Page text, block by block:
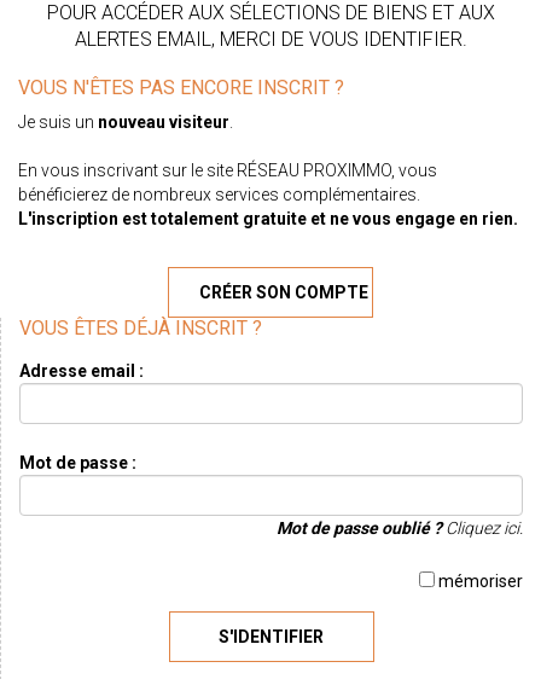
POUR ACCÉDER AUX SÉLECTIONS DE BIENS ET AUX
ALERTES EMAIL, MERCI DE VOUS IDENTIFIER.
VOUS N'ÊTES PAS ENCORE INSCRIT ?
Je suis un nouveau visiteur.
En vous inscrivant sur le site RÉSEAU PROXIMMO, vous
bénéficierez de nombreux services complémentaires.
L'inscription est totalement gratuite et ne vous engage en rien.
CRÉER SON COMPTE
VOUS ÊTES DÉJÀ INSCRIT ?
Adresse email :
Mot de passe :
Mot de passe oublié ?Cliquez ici.
mémoriser
S'IDENTIFIER